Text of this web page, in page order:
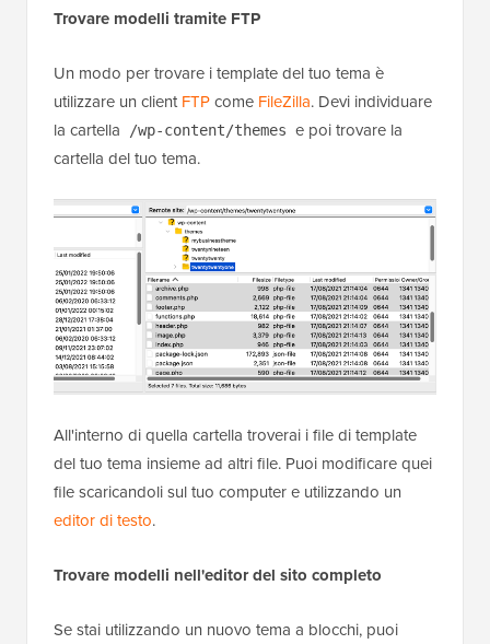
Trovare modelli tramite FTP
Un modo per trovare i template del tuo tema è
utilizzare un clientFTPcome FileZilla. Devi individuare
la cartella
/wp-content/themes e poi trovare la
cartella del tuo tema.
All'interno di quella cartella troverai i file di template
del tuo tema insieme ad altri file. Puoi modificare quei
file scaricandoli sul tuo computer e utilizzando un
editor di testo.
Trovare modelli nell'editor del sito completo
Se stai utilizzando un nuovo tema a blocchi, puoi